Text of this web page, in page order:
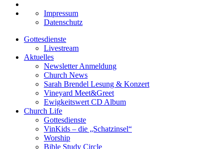
Impressum
Datenschutz
Gottesdienste
Livestream
Aktuelles
Newsletter Anmeldung
Church News
Sarah Brendel Lesung & Konzert
Vineyard Meet&Greet
Ewigkeitswert CD Album
Church Life
Gottesdienste
VinKids – die „Schatzinsel“
Worship
Bible Study Circle